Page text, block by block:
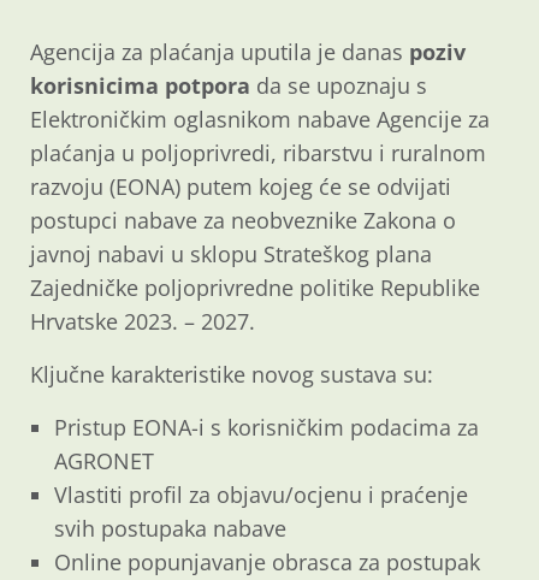
Agencija za plaćanja uputila je danas poziv
korisnicima potpora da se upoznaju s
Elektroničkim oglasnikom nabave Agencije za
plaćanja u poljoprivredi, ribarstvu i ruralnom
razvoju (EONA) putem kojeg će se odvijati
postupci nabave za neobveznike Zakona o
javnoj nabavi u sklopu Strateškog plana
Zajedničke poljoprivredne politike Republike
Hrvatske 2023. – 2027.
Ključne karakteristike novog sustava su:
Pristup EONA-i s korisničkim podacima za
AGRONET
Vlastiti profil za objavu/ocjenu i praćenje
svih postupaka nabave
Online popunjavanje obrasca za postupak